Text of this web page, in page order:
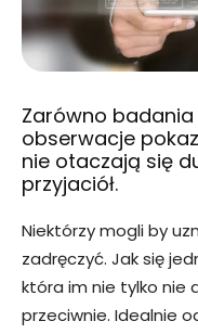
Zarówno badania
obserwacje
nie otaczają się
przyjaciół.
Niektórzy mogli by
zadręczyć. Jak się
która im nie tylko nie
przeciwnie. Idealnie